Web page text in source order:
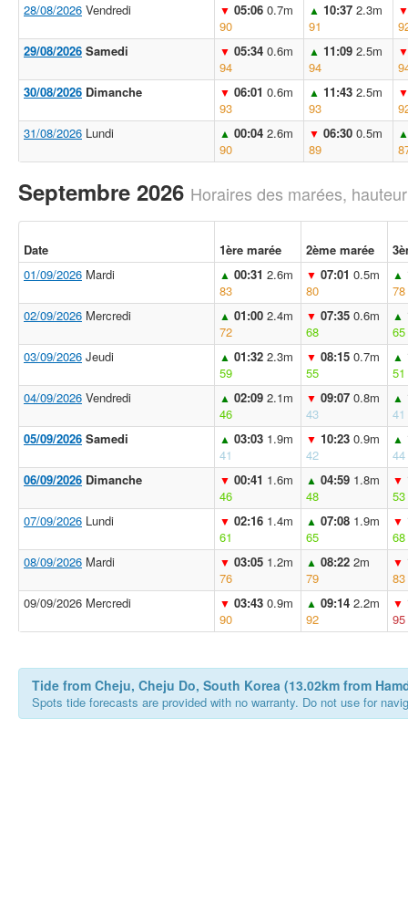
28/08/2026 Vendredi ▼ 05:06 0.7m
90
▲ 10:37 2.3m
91
▼
29/08/2026 Samedi ▼ 05:34 0.6m
94
▲ 11:09 2.5m
94
▼
30/08/2026 Dimanche ▼ 06:01 0.6m
93
▲ 11:43 2.5m
93
▼
31/08/2026 Lundi ▲ 00:04 2.6m
90
▼ 06:30 0.5m
89
▲
Septembre 2026 Horaires des marées,
Date 1ère marée 2ème marée
01/09/2026 Mardi ▲ 00:31 2.6m
83
▼ 07:01 0.5m
80
▲
78
02/09/2026 Mercredi ▲ 01:00 2.4m
72
▼ 07:35 0.6m
68
▲
65
03/09/2026 Jeudi ▲ 01:32 2.3m
59
▼ 08:15 0.7m
55
▲
51
04/09/2026 Vendredi ▲ 02:09 2.1m
46
▼ 09:07 0.8m
43
▲
41
05/09/2026 Samedi ▲ 03:03 1.9m
41
▼ 10:23 0.9m
42
▲
44
06/09/2026 Dimanche ▼ 00:41 1.6m
46
▲ 04:59 1.8m
48
▼
53
07/09/2026 Lundi ▼ 02:16 1.4m
61
▲ 07:08 1.9m
65
▼
68
08/09/2026 Mardi ▼ 03:05 1.2m
76
▲ 08:22 2m
79
▼
83
09/09/2026 Mercredi
▼ 03:43 0.9m
90
▲ 09:14 2.2m
92
▼
95
Tide from Cheju, Cheju Do, South Korea (13.02km from
Spots tide forecasts are provided with no warranty. Do not use for